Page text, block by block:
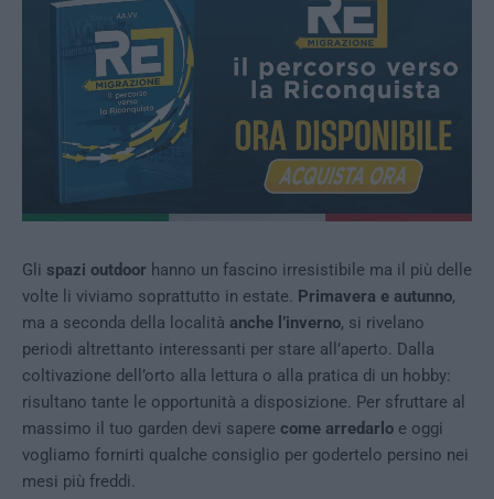
Gli spazi outdoor hanno un fascino irresistibile ma il più delle
volte li viviamo soprattutto in estate. Primavera e autunno,
ma a seconda della località anche l’inverno, si rivelano
periodi altrettanto interessanti per stare all’aperto. Dalla
coltivazione dell’orto alla lettura o alla pratica di un hobby:
risultano tante le opportunità a disposizione. Per sfruttare al
massimo il tuo garden devi sapere come arredarlo e oggi
vogliamo fornirti qualche consiglio per godertelo persino nei
mesi più freddi.